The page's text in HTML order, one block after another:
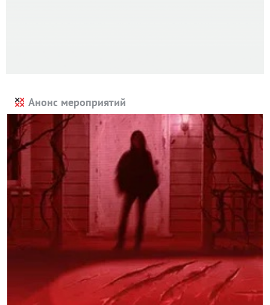
Анонс мероприятий